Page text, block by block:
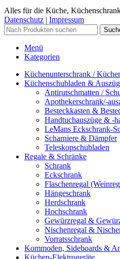
Alles für die Küche,
Datenschutz | Impressum
Menü
Kategorien
Küchenunterschrank /
Küchenschubladen &
Antirutschmatten /
Apothekerschrank/-
Besteckkasten &
Handtuchauszüge & -
LeMans Eckschrank-
Scharniere & Dämpfer
Teleskopschubladen
Regale & Schränke
Schrank
Eckschrank
Flaschenregal
Hängeschrank
Herdschrank
Hochschrank
Gewürzregal &
Nischenregal &
Vorratsschrank
Kommoden, Sideboards &
Küchen-Elektrogeräte